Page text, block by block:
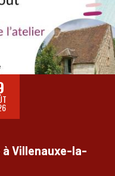
Villenauxe-la-